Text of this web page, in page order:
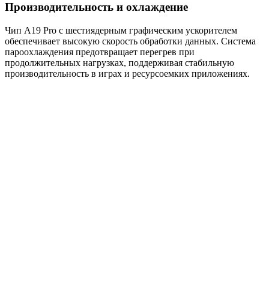
Производительность и охлаждение
Чип A19 Pro с шестиядерным графическим ускорителем
обеспечивает высокую скорость обработки данных. Система
пароохлаждения предотвращает перегрев при
продолжительных нагрузках, поддерживая стабильную
производительность в играх и ресурсоемких приложениях.